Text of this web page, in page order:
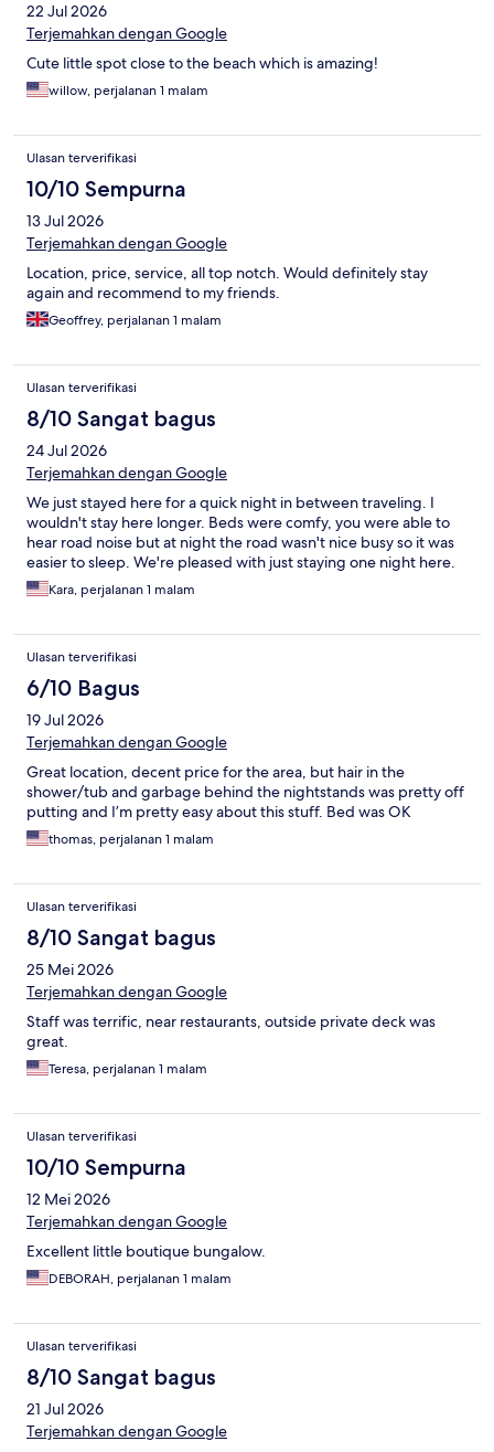
22 Jul 2026
Terjemahkan dengan Google
Cute little spot close to the beach which is amazing!
willow, perjalanan 1 malam
Ulasan terverifikasi
10/10 Sempurna
13 Jul 2026
Terjemahkan dengan Google
Location, price, service, all top notch. Would definitely stay
again and recommend to my friends.
Geoffrey, perjalanan 1 malam
Ulasan terverifikasi
8/10 Sangat bagus
24 Jul 2026
Terjemahkan dengan Google
We just stayed here for a quick night in between traveling. I
wouldn't stay here longer. Beds were comfy, you were able to
hear road noise but at night the road wasn't nice busy so it was
easier to sleep. We're pleased with just staying one night here.
Kara, perjalanan 1 malam
Ulasan terverifikasi
6/10 Bagus
19 Jul 2026
Terjemahkan dengan Google
Great location, decent price for the area, but hair in the
shower/tub and garbage behind the nightstands was pretty off
putting and I’m pretty easy about this stuff. Bed was OK
thomas, perjalanan 1 malam
Ulasan terverifikasi
8/10 Sangat bagus
25 Mei 2026
Terjemahkan dengan Google
Staff was terrific, near restaurants, outside private deck was
great.
Teresa, perjalanan 1 malam
Ulasan terverifikasi
10/10 Sempurna
12 Mei 2026
Terjemahkan dengan Google
Excellent little boutique bungalow.
DEBORAH, perjalanan 1 malam
Ulasan terverifikasi
8/10 Sangat bagus
21 Jul 2026
Terjemahkan dengan Google